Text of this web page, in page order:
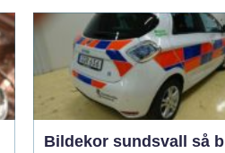
Bildekor sundsvall så blir